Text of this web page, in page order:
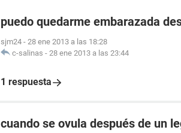
puedo quedarme embarazada
sjm24 - 28 ene 2013 a las 18:28
c-salinas - 28 ene 2013 a las 23:44
1 respuesta
cuando se ovula después de un